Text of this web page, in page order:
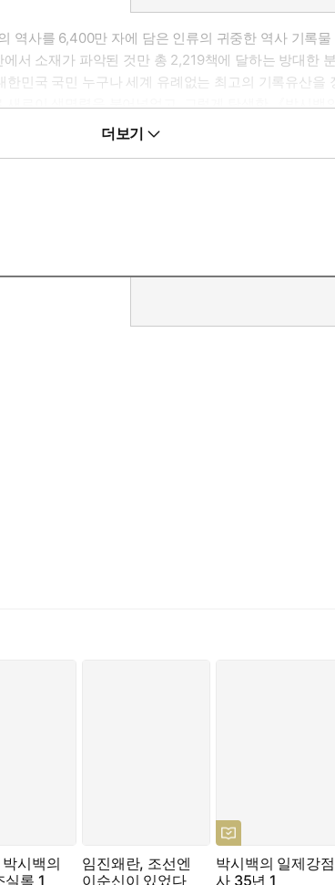
역사를 6,400만 자에 담은 인류의 귀중한 역사 기
서 소재가 파악된 것만 총 2,219책에 달하는 방대한
민국 국민 누구나 세계 유례없는 최고의 기록유산
로이 생명력을 불어넣었고, 그렇게 탄생한 《박시
시대의 역사 교양서로 자리매김했다. 2003년 첫
더보기
시백의
실록 1
임진왜란, 조선엔
이순신이 있었다
박시백의 일제강점
사 35년 1